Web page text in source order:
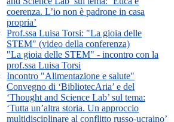
coerenza. L’io non è padrone in casa
propria’
Prof.ssa Luisa Torsi: "La gioia delle
STEM" (video della conferenza)
"La gioia delle STEM" - incontro con la
prof.ssa Luisa Torsi
Incontro "Alimentazione e salute"
Convegno di ‘BibliotecAria’ e del
‘Thought and Science Lab’ sul tema:
‘Tutta un’altra storia. Un approccio
multidisciplinare al conflitto russo-ucraino’